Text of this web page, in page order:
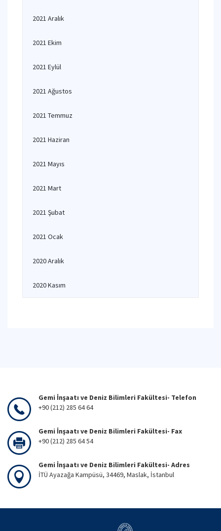
2021 Aralık
2021 Ekim
2021 Eylül
2021 Ağustos
2021 Temmuz
2021 Haziran
2021 Mayıs
2021 Mart
2021 Şubat
2021 Ocak
2020 Aralık
2020 Kasım
Gemi İnşaatı ve Deniz Bilimleri Fakültesi- Telefon
+90 (212) 285 64 64
Gemi İnşaatı ve Deniz Bilimleri Fakültesi- Fax
+90 (212) 285 64 54
Gemi İnşaatı ve Deniz Bilimleri Fakültesi- Adres
İTÜ Ayazağa Kampüsü, 34469, Maslak, İstanbul